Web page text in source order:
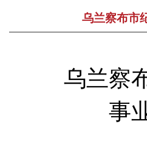
乌兰察布市
乌兰察
事